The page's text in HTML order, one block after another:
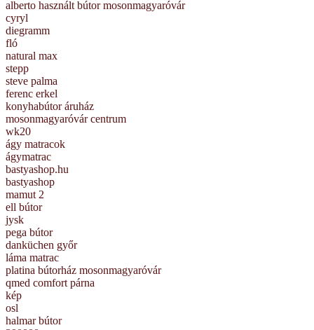
alberto használt bútor mosonmagyaróvár
cyryl
diegramm
fló
natural max
stepp
steve palma
ferenc erkel
konyhabútor áruház
mosonmagyaróvár centrum
wk20
ágy matracok
ágymatrac
bastyashop.hu
bastyashop
mamut 2
ell bútor
jysk
pega bútor
danküchen győr
láma matrac
platina bútorház mosonmagyaróvár
qmed comfort párna
kép
osl
halmar bútor